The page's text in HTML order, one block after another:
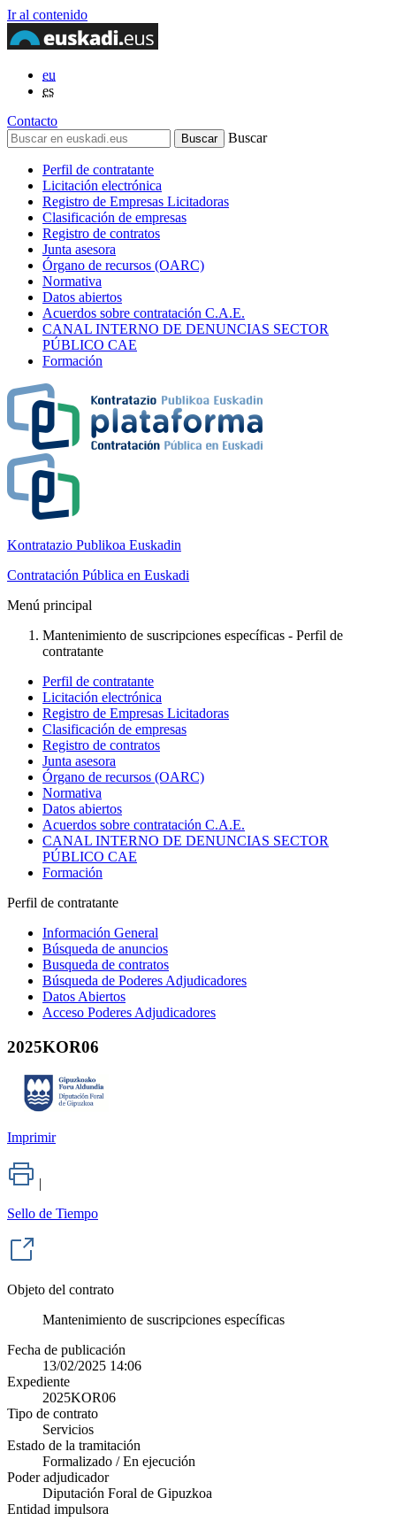
Ir al contenido
eu
es
Contacto
Buscar
Perfil de contratante
Licitación electrónica
Registro de Empresas Licitadoras
Clasificación de empresas
Registro de contratos
Junta asesora
Órgano de recursos (OARC)
Normativa
Datos abiertos
Acuerdos sobre contratación C.A.E.
CANAL INTERNO DE DENUNCIAS SECTOR
PÚBLICO CAE
Formación
Kontratazio Publikoa Euskadin
Contratación Pública en Euskadi
Menú principal
Mantenimiento de suscripciones específicas - Perfil de
contratante
Perfil de contratante
Licitación electrónica
Registro de Empresas Licitadoras
Clasificación de empresas
Registro de contratos
Junta asesora
Órgano de recursos (OARC)
Normativa
Datos abiertos
Acuerdos sobre contratación C.A.E.
CANAL INTERNO DE DENUNCIAS SECTOR
PÚBLICO CAE
Formación
Perfil de contratante
Información General
Búsqueda de anuncios
Busqueda de contratos
Búsqueda de Poderes Adjudicadores
Datos Abiertos
Acceso Poderes Adjudicadores
2025KOR06
Imprimir
|
Sello de Tiempo
Objeto del contrato
Mantenimiento de suscripciones específicas
Fecha de publicación
13/02/2025 14:06
Expediente
2025KOR06
Tipo de contrato
Servicios
Estado de la tramitación
Formalizado / En ejecución
Poder adjudicador
Diputación Foral de Gipuzkoa
Entidad impulsora